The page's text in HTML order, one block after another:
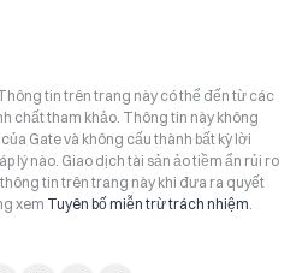
tin trên trang này có thể đến từ các
chất tham khảo. Thông tin này không
Gate và không cấu thành bất kỳ lời
lý nào. Giao dịch tài sản ảo tiềm ẩn rủi ro
tin trên trang này khi đưa ra quyết
xem Tuyên bố miễn trừ trách nhiệm.